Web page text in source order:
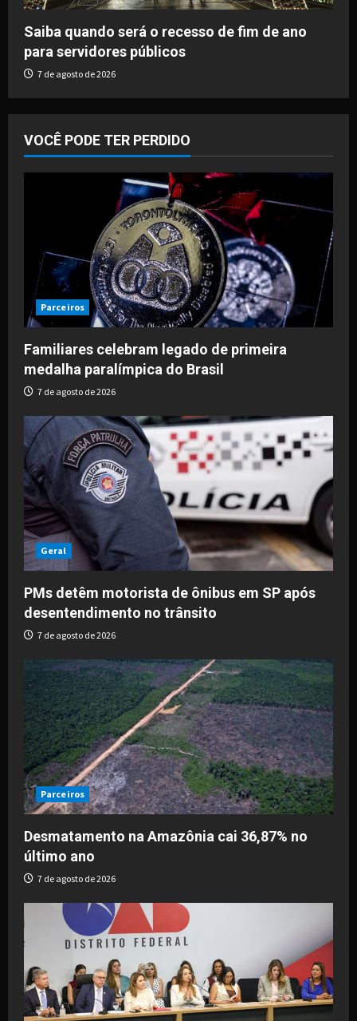
Saiba quando será o recesso de fim de ano
para servidores públicos
7 de agosto de 2026
VOCÊ PODE TER PERDIDO
Parceiros
Familiares celebram legado de primeira
medalha paralímpica do Brasil
7 de agosto de 2026
Geral
PMs detêm motorista de ônibus em SP após
desentendimento no trânsito
7 de agosto de 2026
Parceiros
Desmatamento na Amazônia cai 36,87% no
último ano
7 de agosto de 2026